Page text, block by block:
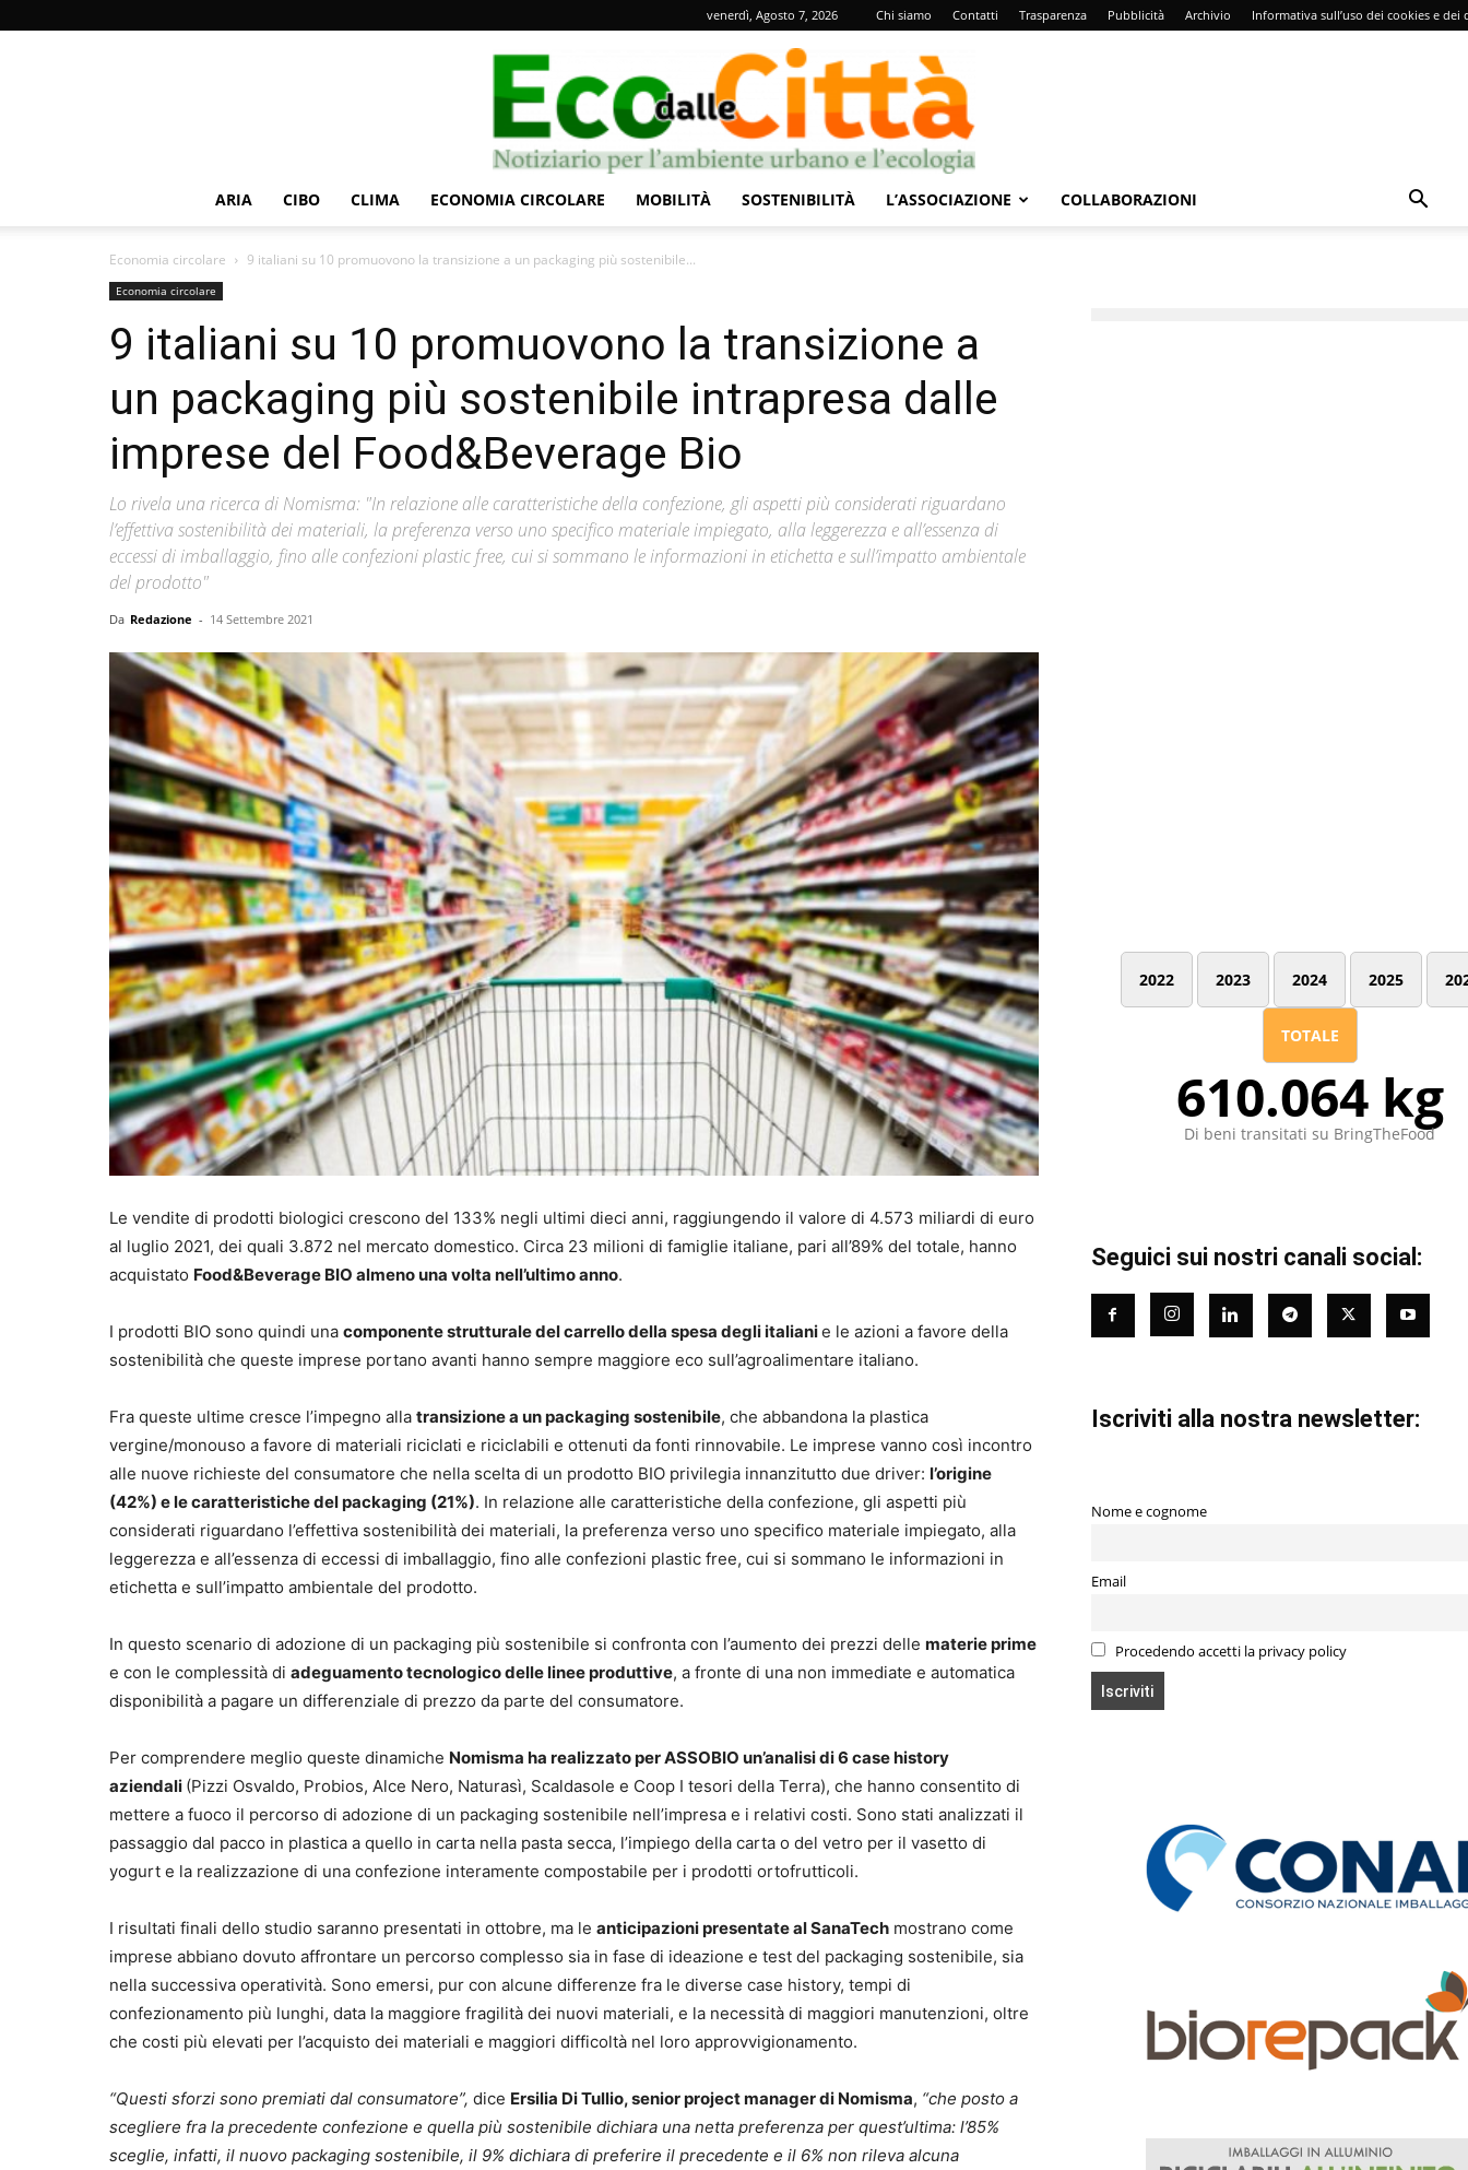
venerdì, Agosto 7, 2026 Chi siamo Contatti Trasparenza Pubblicità Archivio Informativa sull’uso dei cookies e dei
dalle
Città
ARIA CIBO CLIMA ECONOMIA CIRCOLARE MOBILITÀ SOSTENIBILITÀ L’ASSOCIAZIONE COLLABORAZIONI
Economia circolare 9 italiani su 10 promuovono la transizione a un packaging più sostenibile...
Economia circolare
9 italiani su 10 promuovono la transizione a
un packaging più sostenibile intrapresa dalle
imprese del Food&Beverage Bio
Lo rivela una ricerca di Nomisma: "In relazione alle caratteristiche della confezione, gli aspetti più considerati riguardano
l’effettiva sostenibilità dei materiali, la preferenza verso uno specifico materiale impiegato, alla leggerezza e all’essenza di
eccessi di imballaggio, fino alle confezioni plastic free, cui si sommano le informazioni in etichetta e sull’impatto ambientale
del prodotto"
Da Redazione - 14 Settembre 2021
Le vendite di prodotti biologici crescono del 133% negli ultimi dieci anni, raggiungendo il valore di 4.573 miliardi di euro
al luglio 2021, dei quali 3.872 nel mercato domestico. Circa 23 milioni di famiglie italiane, pari all’89% del totale, hanno
acquistato Food&Beverage BIO almeno una volta nell’ultimo anno.
I prodotti BIO sono quindi una componente strutturale del carrello della spesa degli italianie le azioni a favore della
sostenibilità che queste imprese portano avanti hanno sempre maggiore eco sull’agroalimentare italiano.
Fra queste ultime cresce l’impegno alla transizione a un packaging sostenibile, che abbandona la plastica
vergine/monouso a favore di materiali riciclati e riciclabili e ottenuti da fonti rinnovabile. Le imprese vanno così incontro
alle nuove richieste del consumatore che nella scelta di un prodotto BIO privilegia innanzitutto due driver: l’origine
(42%) e le caratteristiche del packaging (21%). In relazione alle caratteristiche della confezione, gli aspetti più
considerati riguardano l’effettiva sostenibilità dei materiali, la preferenza verso uno specifico materiale impiegato, alla
leggerezza e all’essenza di eccessi di imballaggio, fino alle confezioni plastic free, cui si sommano le informazioni in
etichetta e sull’impatto ambientale del prodotto.
In questo scenario di adozione di un packaging più sostenibile si confronta con l’aumento dei prezzi delle materie prime
e con le complessità di adeguamento tecnologico delle linee produttive, a fronte di una non immediate e automatica
disponibilità a pagare un differenziale di prezzo da parte del consumatore.
Per comprendere meglio queste dinamiche Nomisma ha realizzato per ASSOBIO un’analisi di 6 case history
aziendali (Pizzi Osvaldo, Probios, Alce Nero, Naturasì, Scaldasole e Coop I tesori della Terra), che hanno consentito di
mettere a fuoco il percorso di adozione di un packaging sostenibile nell’impresa e i relativi costi. Sono stati analizzati il
passaggio dal pacco in plastica a quello in carta nella pasta secca, l’impiego della carta o del vetro per il vasetto di
yogurt e la realizzazione di una confezione interamente compostabile per i prodotti ortofrutticoli.
I risultati finali dello studio saranno presentati in ottobre, ma le anticipazioni presentate al SanaTech mostrano come
imprese abbiano dovuto affrontare un percorso complesso sia in fase di ideazione e test del packaging sostenibile, sia
nella successiva operatività. Sono emersi, pur con alcune differenze fra le diverse case history, tempi di
confezionamento più lunghi, data la maggiore fragilità dei nuovi materiali, e la necessità di maggiori manutenzioni, oltre
che costi più elevati per l’acquisto dei materiali e maggiori difficoltà nel loro approvvigionamento.
“Questi sforzi sono premiati dal consumatore”, dice Ersilia Di Tullio, senior project manager di Nomisma, “che posto a
scegliere fra la precedente confezione e quella più sostenibile dichiara una netta preferenza per quest’ultima: l’85%
sceglie, infatti, il nuovo packaging sostenibile, il 9% dichiara di preferire il precedente e il 6% non rileva alcuna
2022 2023 2024 2025
TOTALE
610.064 kg
Di beni transitati su BringTheFood
Seguici sui nostri canali social:
Iscriviti alla nostra newsletter:
Nome e cognome
Email
Procedendo accetti la privacy policy